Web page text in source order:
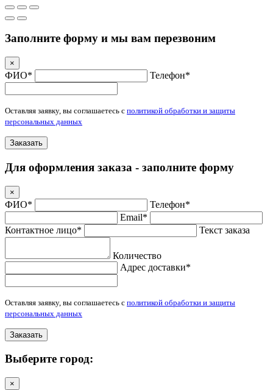
Заполните форму и мы вам перезвоним
×
ФИО* Телефон*
Оставляя заявку, вы соглашаетесь с политикой обработки и защиты
персональных данных
Заказать
Для оформления заказа - заполните форму
×
ФИО*
Телефон*
Email*
Контактное лицо*
Текст заказа
Количество
Адрес доставки*
Оставляя заявку, вы соглашаетесь с политикой обработки и защиты
персональных данных
Заказать
Выберите город:
×